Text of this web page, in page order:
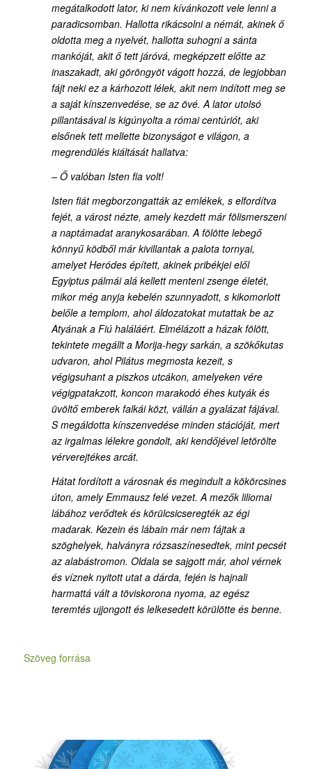
megátalkodott lator, ki nem kívánkozott vele lenni a
paradicsomban. Hallotta rikácsolni a némát, akinek ő
oldotta meg a nyelvét, hallotta suhogni a sánta
mankóját, akit ő tett járóvá, megképzett előtte az
inaszakadt, aki göröngyöt vágott hozzá, de legjobban
fájt neki ez a kárhozott lélek, akit nem indított meg se
a saját kínszenvedése, se az övé. A lator utolsó
pillantásával is kigúnyolta a római centúriót, aki
elsőnek tett mellette bizonyságot e világon, a
megrendülés kiáltását hallatva:
– Ő valóban Isten fia volt!
Isten fiát megborzongatták az emlékek, s elfordítva
fejét, a várost nézte, amely kezdett már fölismerszeni
a naptámadat aranykosarában. A fölötte lebegő
könnyű ködből már kivillantak a palota tornyai,
amelyet Heródes épített, akinek pribékjei elől
Egyiptus pálmái alá kellett menteni zsenge életét,
mikor még anyja kebelén szunnyadott, s kikomorlott
belőle a templom, ahol áldozatokat mutattak be az
Atyának a Fiú haláláért. Elmélázott a házak fölött,
tekintete megállt a Morija-hegy sarkán, a szökőkutas
udvaron, ahol Pilátus megmosta kezeit, s
végigsuhant a piszkos utcákon, amelyeken vére
végigpatakzott, koncon marakodó éhes kutyák és
üvöltő emberek falkái közt, vállán a gyalázat fájával.
S megáldotta kínszenvedése minden stációját, mert
az irgalmas lélekre gondolt, aki kendőjével letörölte
vérverejtékes arcát.
Hátat fordított a városnak és megindult a kökörcsines
úton, amely Emmausz felé vezet. A mezők liliomai
lábához verődtek és körülcsicseregték az égi
madarak. Kezein és lábain már nem fájtak a
szöghelyek, halványra rózsaszínesedtek, mint pecsét
az alabástromon. Oldala se sajgott már, ahol vérnek
és víznek nyitott utat a dárda, fején is hajnali
harmattá vált a töviskorona nyoma, az egész
teremtés ujjongott és lelkesedett körülötte és benne.
Szöveg forrása